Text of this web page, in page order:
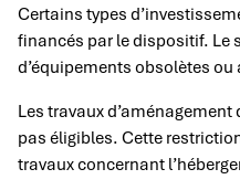
Certains types
financés par le dispositif. Le
d’équipements obsolètes
Les travaux
pas éligibles. Cette
travaux concernant